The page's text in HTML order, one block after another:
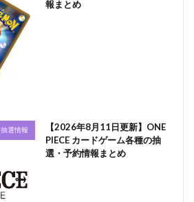
報まとめ
抽選情報
【2026年8月11日更新】ONE
PIECE カードゲーム各種の抽
選・予約情報まとめ